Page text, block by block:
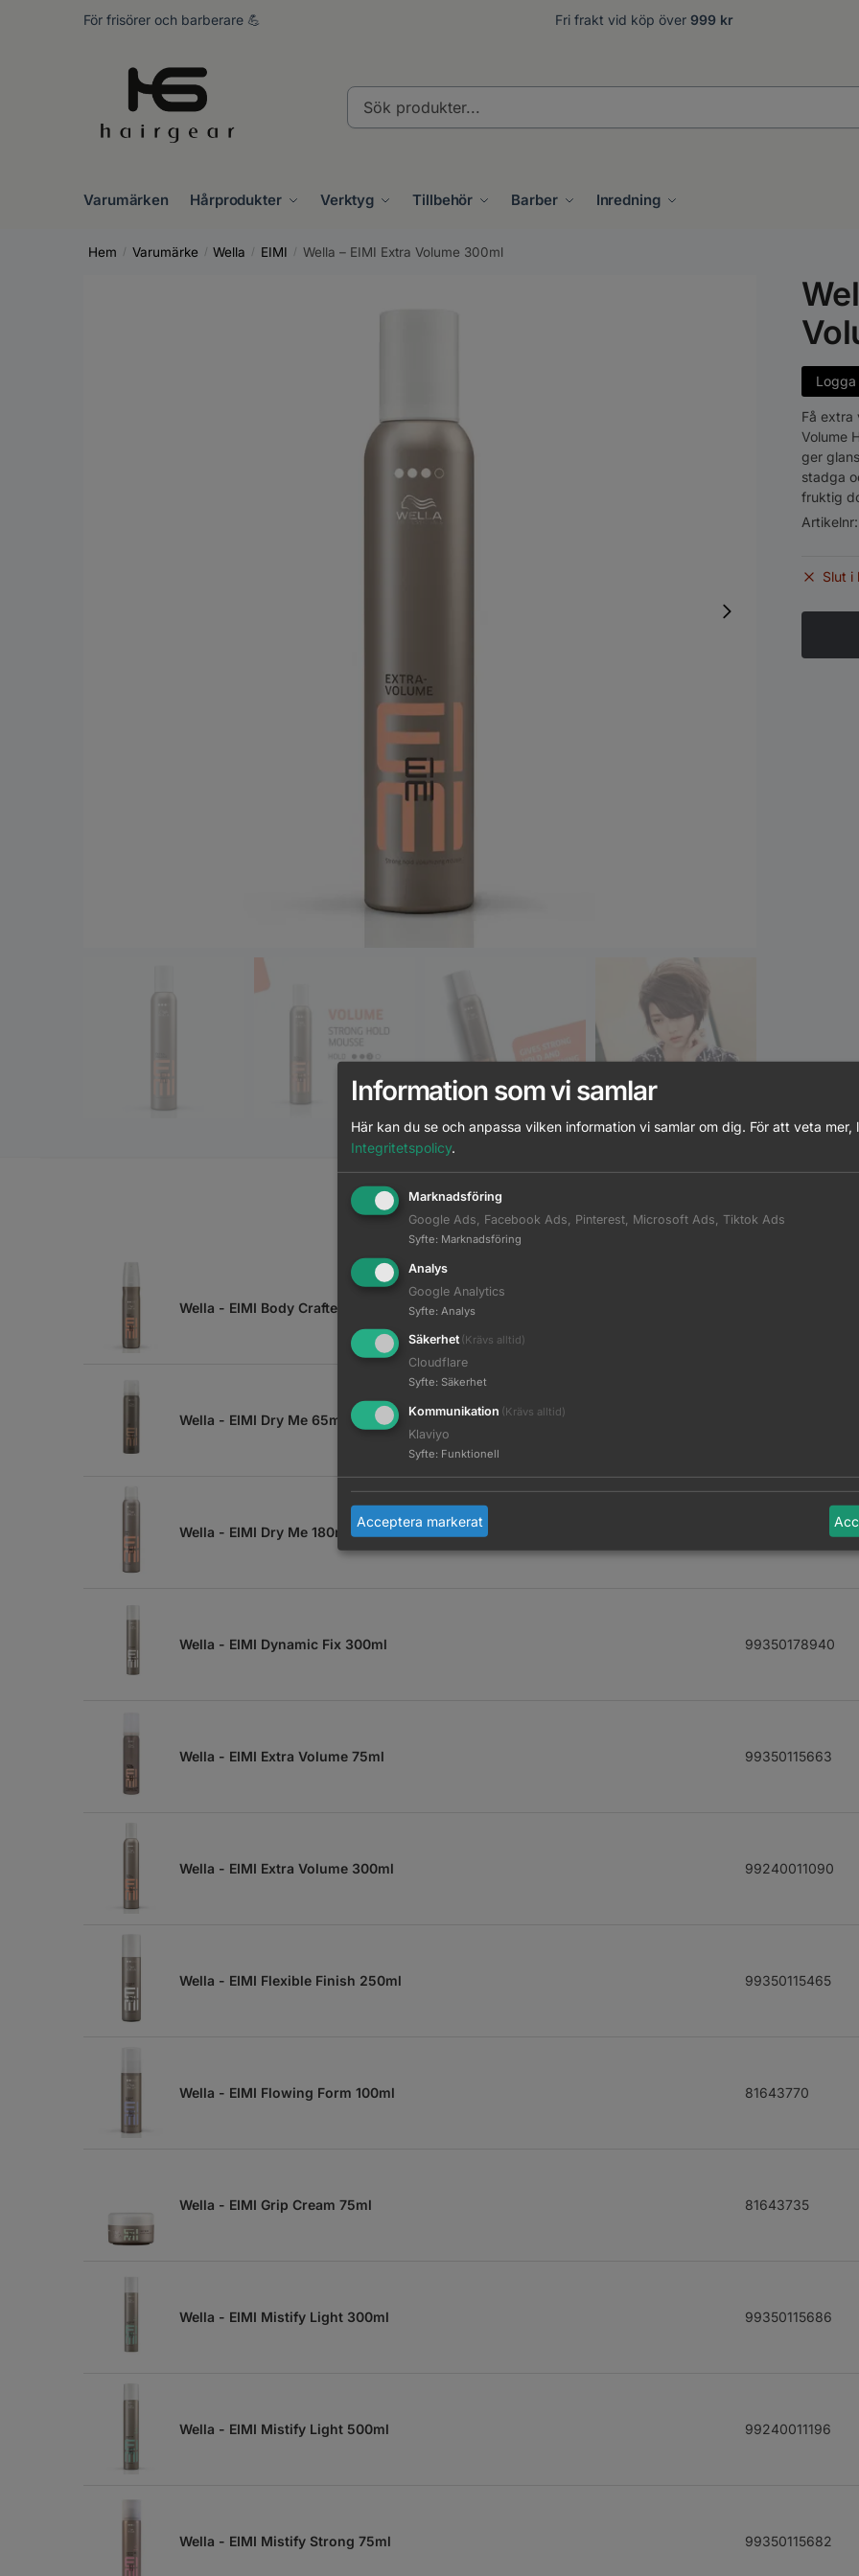
För frisörer och barberare 💪 Fri frakt vid köp över 999 kr
Sök
produkter...
Varumärken Hårprodukter Verktyg Tillbehör Barber Inredning
Hem / Varumärke / Wella / EIMI / Wella – EIMI Extra Volume 300ml
Få extra
Volume
ger
stadga
fruktig
Artikelnr:
Slut i
Matchande Produkter
Wella - EIMI Body Crafter 150ml
Wella - EIMI Dry Me 65ml
Wella - EIMI Dry Me 180ml 99240009363
Wella - EIMI Dynamic Fix 300ml 99350178940
Wella - EIMI Extra Volume 75ml 99350115663
Wella - EIMI Extra Volume 300ml 99240011090
Wella - EIMI Flexible Finish 250ml 99350115465
Wella - EIMI Flowing Form 100ml 81643770
Wella - EIMI Grip Cream 75ml 81643735
Wella - EIMI Mistify Light 300ml 99350115686
Wella - EIMI Mistify Light 500ml 99240011196
Wella - EIMI Mistify Strong 75ml 99350115682
Information som vi samlar
Här kan du se och anpassa vilken information vi samlar om dig. För att veta mer,
Integritetspolicy.
Marknadsföring
Google Ads, Facebook Ads, Pinterest, Microsoft Ads, Tiktok Ads
Syfte: Marknadsföring
Analys
Google Analytics
Syfte: Analys
Säkerhet (Krävs alltid)
Cloudflare
Syfte: Säkerhet
Kommunikation (Krävs alltid)
Klaviyo
Syfte: Funktionell
Acceptera markerat